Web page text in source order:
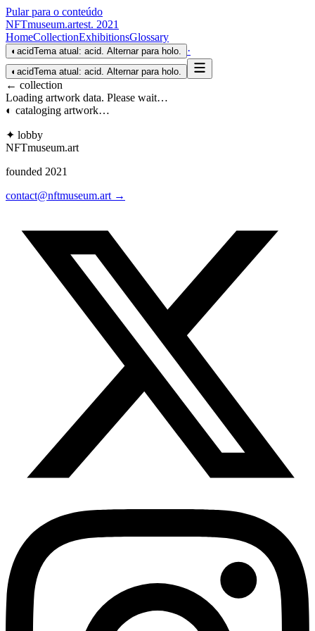
Pular para o conteúdo
NFTmuseum.artest. 2021
HomeCollectionExhibitionsGlossary
◐ acidTema atual: acid. Alternar para holo. ·
◐ acidTema atual: acid. Alternar para holo.
← collection
Loading artwork data. Please wait…
◐ cataloging artwork…
✦ lobby
NFTmuseum.art
founded 2021
contact@nftmuseum.art →